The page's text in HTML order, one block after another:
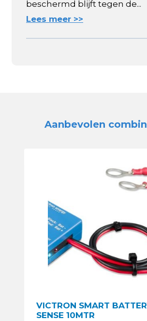
beschermd blijft tegen de...
Lees meer >>
Aanbevolen
VICTRON SMART
SENSE 10MTR